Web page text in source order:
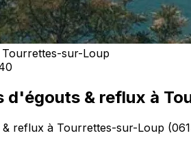
Tourrettes-sur-Loup
d'égouts & reflux à
reflux à Tourrettes-sur-Loup